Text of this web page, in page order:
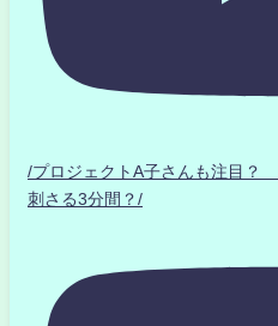
/プロジェクトA子さんも注目
刺さる3分間？/